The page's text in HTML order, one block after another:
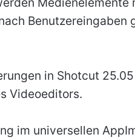
in Shotcut
Videoeditors.
im universellen